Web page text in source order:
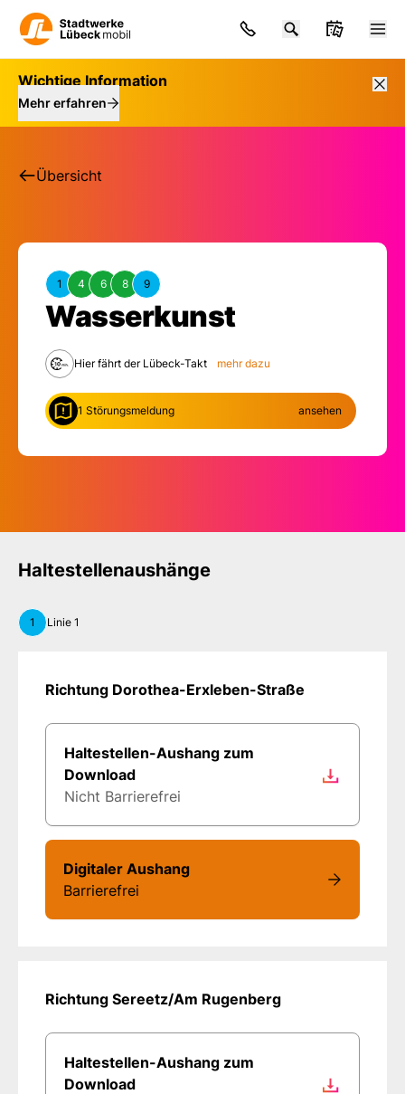
Wichtige Information
Mehr erfahren
Übersicht
Haltestelle:
Wasserkunst
1 4 6 8 9
Hier fährt der Lübeck-Takt mehr dazu
1 Störungsmeldung ansehen
Haltestellenaushänge
1 Linie 1
Richtung Dorothea-Erxleben-Straße
Haltestellen-Aushang zum
Download
Nicht Barrierefrei
Digitaler Aushang
Barrierefrei
Richtung Sereetz/Am Rugenberg
Haltestellen-Aushang zum
Download